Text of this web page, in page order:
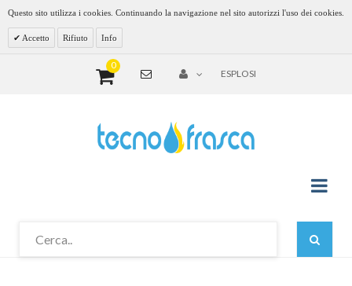
Questo sito utilizza i cookies. Continuando la navigazione nel sito autorizzi l'uso dei cookies.
Accetto Rifiuto Info
0
ESPLOSI